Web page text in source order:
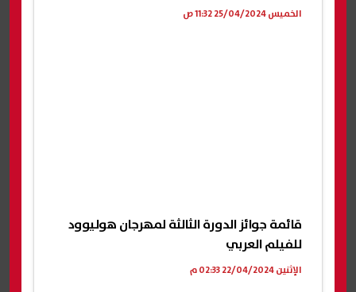
الخميس 25/04/2024 11:32 ص
قائمة جوائز الدورة الثالثة لمهرجان هوليوود
للفيلم العربي
الإثنين 22/04/2024 02:33 م